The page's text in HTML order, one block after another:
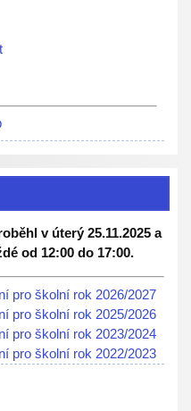
v úterý 25.11.2025 a
od 12:00 do 17:00.
pro školní rok 2026/2027
pro školní rok 2025/2026
pro školní rok 2023/2024
pro školní rok 2022/2023